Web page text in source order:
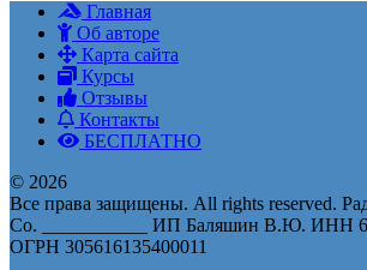
Главная
Об авторе
Карта сайта
Курсы
Отзывы
Контакты
БЕСПЛАТНО
© 2026
Все права защищены. All rights reserved.
Co. ___________ ИП Баляшин В.Ю. ИНН
ОГРН 305616135400011